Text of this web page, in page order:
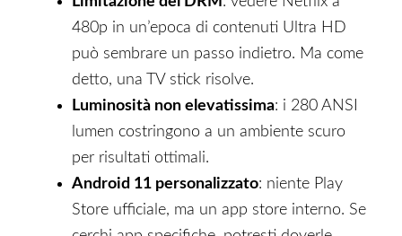
480p in un’epoca di contenuti Ultra HD
può sembrare un passo indietro. Ma come
detto, una TV stick risolve.
Luminosità non elevatissima: i 280 ANSI
lumen costringono a un ambiente scuro
per risultati ottimali.
Android 11 personalizzato: niente Play
Store ufficiale, ma un app store interno. Se